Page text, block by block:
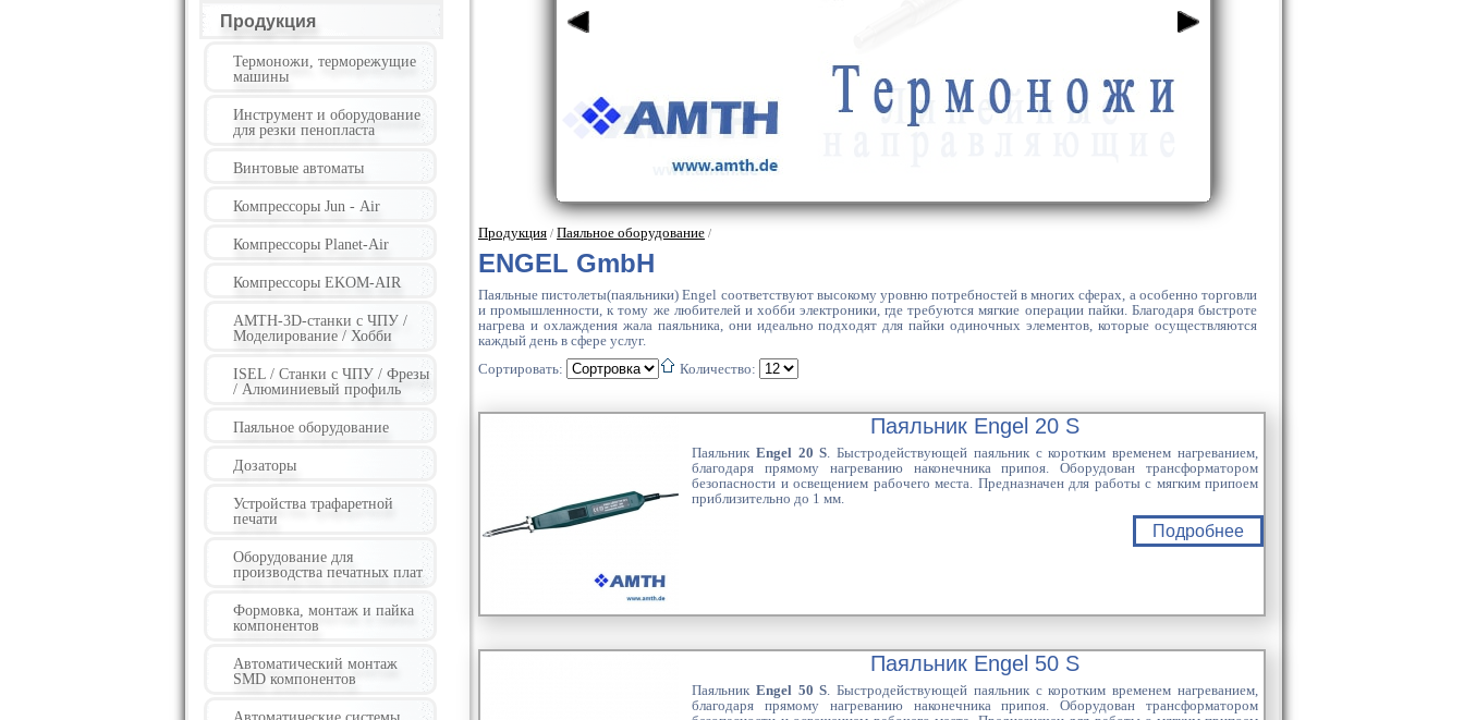
Продукция
Термоножи, терморежущие
машины
Инструмент и оборудование
для резки пенопласта
Винтовые автоматы
Компрессоры Jun - Air
Компрессоры Planet-Air
Компрессоры EKOM-AIR
AMTH-3D-станки с ЧПУ /
Моделирование / Хобби
ISEL / Станки с ЧПУ / Фрезы
/ Алюминиевый профиль
Паяльное оборудование
Дозаторы
Устройства трафаретной
печати
Оборудование для
производства печатных плат
Формовка, монтаж и пайка
компонентов
Автоматический монтаж
SMD компонентов
Продукция / Паяльное оборудование /
ENGEL GmbH
Паяльные пистолеты(паяльники) Engel соответствуют высокому уровню потребностей в многих сферах, а особенно торговли
и промышленности, к тому же любителей и хобби электроники, где требуются мягкие операции пайки. Благодаря быстроте
нагрева и охлаждения жала паяльника, они идеально подходят для пайки одиночных элементов, которые осуществляются
каждый день в сфере услуг.
Сортировать:
Количество:
Паяльник Engel 20 S
Паяльник Engel 20 S. Быстродействующей паяльник с коротким временем нагреванием,
благодаря прямому нагреванию наконечника припоя. Оборудован трансформатором
безопасности и освещением рабочего места. Предназначен для работы с мягким припоем
приблизительно до 1 мм.
Подробнее
Паяльник Engel 50 S
Паяльник Engel 50 S. Быстродействующей паяльник с коротким временем нагреванием,
благодаря прямому нагреванию наконечника припоя. Оборудован трансформатором